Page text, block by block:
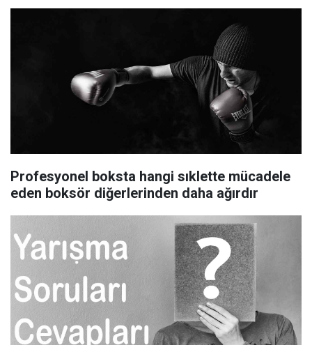
Profesyonel boksta hangi sıklette mücadele
eden boksör diğerlerinden daha ağırdır